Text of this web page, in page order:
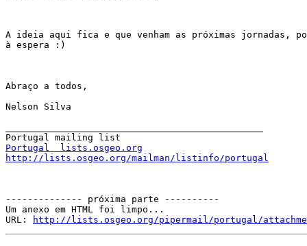
A ideia aqui fica e que venham as próximas jornadas,
à espera :)
Abraço a todos,
Nelson Silva
Portugal  lists.osgeo.org
http://lists.osgeo.org/mailman/listinfo/portugal
-------------- próxima parte ----------
Um anexo em HTML foi limpo...
URL:
http://lists.osgeo.org/pipermail/portugal/